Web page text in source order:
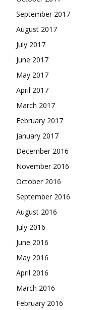
September 2017
August 2017
July 2017
June 2017
May 2017
April 2017
March 2017
February 2017
January 2017
December 2016
November 2016
October 2016
September 2016
August 2016
July 2016
June 2016
May 2016
April 2016
March 2016
February 2016